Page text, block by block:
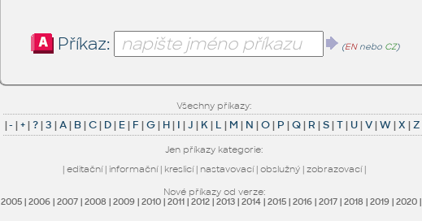
Příkaz: (ENnebo CZ)
Všechny příkazy:
|- |+|?|3 |A| B|C| D| E| F |G| H| I |J | K| L | M | N |O| P |Q| R |S|T| U|V|W|X |Z
Jen příkazy kategorie:
| editační| informační| kreslicí| nastavovací| obslužný| zobrazovací|
Nové příkazy od verze:
2005| 2006| 2007| 2008 | 2009| 2010| 2011| 2012| 2013| 2014| 2015| 2016| 2017| 2018 | 2019| 2020|